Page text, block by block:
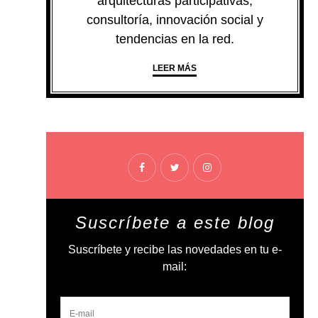
consultoría, innovación social y
tendencias en la red.
LEER MÁS
Suscríbete a este blog
Suscríbete y recibe las novedades en tu e-
mail: